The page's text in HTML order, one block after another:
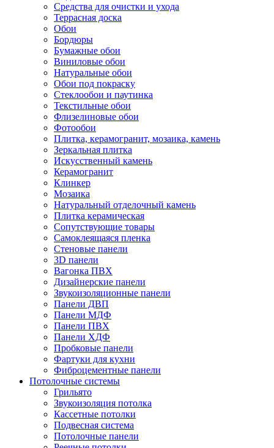
Средства для очистки и ухода
Террасная доска
Обои
Бордюры
Бумажные обои
Виниловые обои
Натуральные обои
Обои под покраску
Стеклообои и паутинка
Текстильные обои
Флизелиновые обои
Фотообои
Плитка, керамогранит, мозаика, камень
Зеркальная плитка
Искусственный камень
Керамогранит
Клинкер
Мозаика
Натуральный отделочный камень
Плитка керамическая
Сопутствующие товары
Самоклеящаяся пленка
Стеновые панели
3D панели
Вагонка ПВХ
Дизайнерские панели
Звукоизоляционные панели
Панели ДВП
Панели МДФ
Панели ПВХ
Панели ХДФ
Пробковые панели
Фартуки для кухни
Фиброцементные панели
Потолочные системы
Грильято
Звукоизоляция потолка
Кассетные потолки
Подвесная система
Потолочные панели